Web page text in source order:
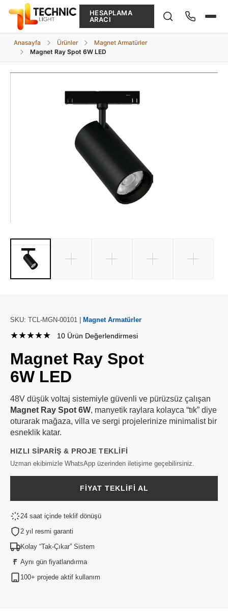
HESAPLAMA
ARACI
Ne arıyorsunuz?
Anasayfa Ürünler
Magnet Armatürler
Magnet Ray Spot 6W LED
SKU: TCL-MGN-00101 | Magnet Armatürler
★★★★★ 10 Ürün Değerlendirmesi
Magnet Ray Spot
6W LED
48V düşük voltaj sistemiyle güvenli ve pürüzsüz çalışan
Magnet Ray Spot 6W, manyetik raylara kolayca “tık” diye
oturarak mağaza, villa ve sergi projelerinize minimalist bir
esneklik katar.
HIZLI SIPARIŞ & PROJE TEKLIFI
Uzman ekibimizle WhatsApp üzerinden iletişime geçebilirsiniz.
FIYAT TEKLIFI AL
24 saat içinde teklif dönüşü
2 yıl resmi garanti
Kolay “Tak-Çıkar” Sistem
Aynı gün fiyatlandırma
100+ projede aktif kullanım